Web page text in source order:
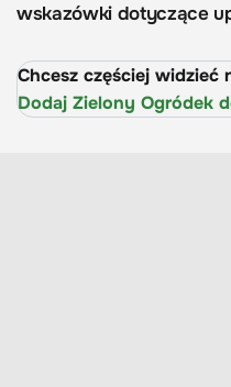
wskazówki dotyczące
Chcesz częściej widzieć
Dodaj Zielony Ogródek